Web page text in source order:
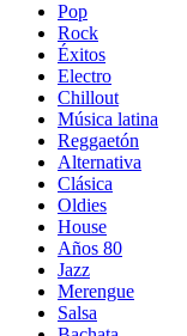
Pop
Rock
Éxitos
Electro
Chillout
Música latina
Reggaetón
Alternativa
Clásica
Oldies
House
Años 80
Jazz
Merengue
Salsa